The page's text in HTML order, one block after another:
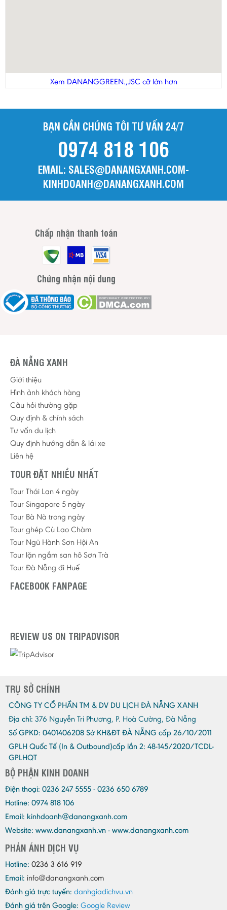
Xem DANANGGREEN.,JSC cỡ lớn hơn
BẠN CẦN CHÚNG TÔI TƯ VẤN 24/7
0974 818 106
EMAIL: SALES@DANANGXANH.COM-
KINHDOANH@DANANGXANH.COM
Chấp nhận thanh toán
Chứng nhận nội dung
ĐÀ NẴNG XANH
Giới thiệu
Hình ảnh khách hàng
Câu hỏi thường gặp
Quy định & chính sách
Tư vấn du lịch
Quy định hướng dẫn & lái xe
Liên hệ
TOUR ĐẶT NHIỀU NHẤT
Tour Thái Lan 4 ngày
Tour Singapore 5 ngày
Tour Bà Nà trong ngày
Tour ghép Cù Lao Chàm
Tour Ngũ Hành Sơn Hội An
Tour lặn ngắm san hô Sơn Trà
Tour Đà Nẵng đi Huế
FACEBOOK FANPAGE
REVIEW US ON TRIPADVISOR
TRỤ SỞ CHÍNH
CÔNG TY CỔ PHẦN TM & DV DU LỊCH ĐÀ NẴNG XANH
Địa chỉ: 376 Nguyễn Tri Phương, P. Hoà Cường, Đà Nẵng
Số GPKD: 0401406208 Sở KH&ĐT ĐÀ NẴNG cấp 26/10/2011
GPLH Quốc Tế (In & Outbound)cấp lần 2: 48-145/2020/TCDL-
GPLHQT
BỘ PHẬN KINH DOANH
Điện thoại: 0236 247 5555 - 0236 650 6789
Hotline: 0974 818 106
Email: kinhdoanh@danangxanh.com
Website: www.danangxanh.vn - www.danangxanh.com
PHẢN ÁNH DỊCH VỤ
Hotline: 0236 3 616 919
Email: info@danangxanh.com
Đánh giá trực tuyến: danhgiadichvu.vn
Đánh giá trên Google: Google Review